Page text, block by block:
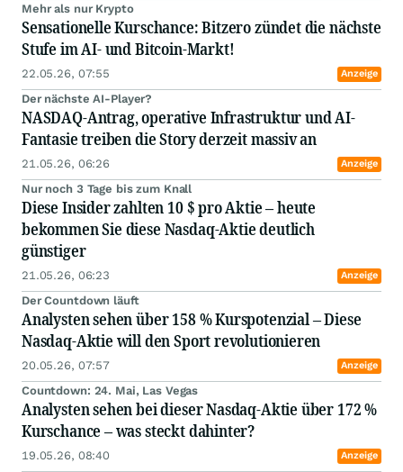
Mehr als nur Krypto
Sensationelle Kurschance: Bitzero zündet die nächste
Stufe im AI- und Bitcoin-Markt!
22.05.26, 07:55 Anzeige
Der nächste AI-Player?
NASDAQ-Antrag, operative Infrastruktur und AI-
Fantasie treiben die Story derzeit massiv an
21.05.26, 06:26 Anzeige
Nur noch 3 Tage bis zum Knall
Diese Insider zahlten 10 $ pro Aktie – heute
bekommen Sie diese Nasdaq-Aktie deutlich
günstiger
21.05.26, 06:23 Anzeige
Der Countdown läuft
Analysten sehen über 158 % Kurspotenzial – Diese
Nasdaq-Aktie will den Sport revolutionieren
20.05.26, 07:57 Anzeige
Countdown: 24. Mai, Las Vegas
Analysten sehen bei dieser Nasdaq-Aktie über 172 %
Kurschance – was steckt dahinter?
19.05.26, 08:40 Anzeige